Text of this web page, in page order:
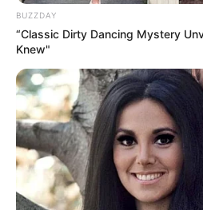
Ort sehr gut zum Wandern
Umgebung erleben. Zum
Haustafeln können Sie die
auch auf eigene Faust
Kilometer kann man sich
von den
hufeisenförmigen Schloss
Kirchturm vorarbeiten,
und vorbei an großen,
BUZZDAY
“Classic Dirty Dancing Mystery
Knew"